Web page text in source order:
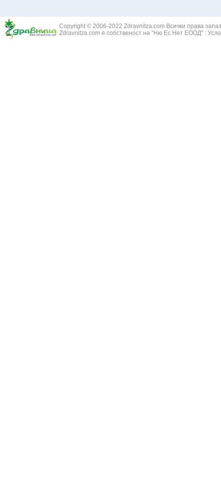
Copyright © 2006-2022 Zdravnitza.com Всички права
Zdravnitza.com е собственост на "Ню Ес Нет ЕООД" :